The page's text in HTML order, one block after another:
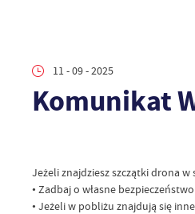
11 - 09 - 2025
Komunikat
Jeżeli znajdziesz szczątki drona
• Zadbaj o własne
• Jeżeli w pobliżu znajdują się